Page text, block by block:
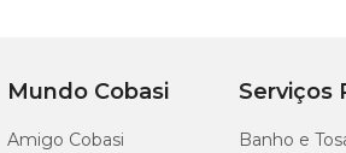
sabão neutro e evite a exposição prolongada
Mundo Cobasi
Amigo Cobasi
Serviços
Banho e